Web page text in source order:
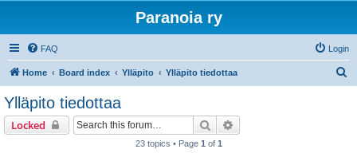
Paranoia ry
FAQ Login
Home Board index Ylläpito Ylläpito tiedottaa
Ylläpito tiedottaa
Locked Search
23 topics • Page 1 of 1